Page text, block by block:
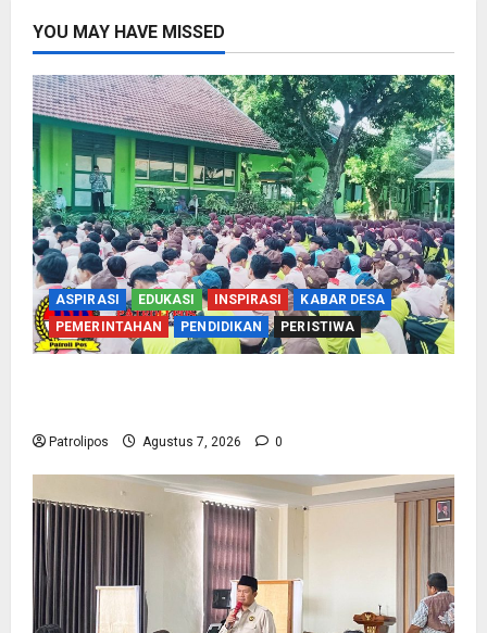
YOU MAY HAVE MISSED
ASPIRASI EDUKASI INSPIRASI
KABAR DESA
PEMERINTAHAN
PENDIDIKAN PERISTIWA
Patrolipos Agustus 7, 2026 0